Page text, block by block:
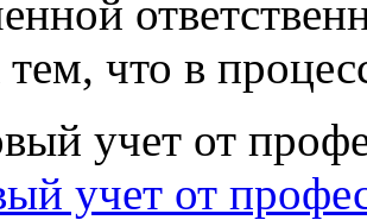
тем, что в
учет от